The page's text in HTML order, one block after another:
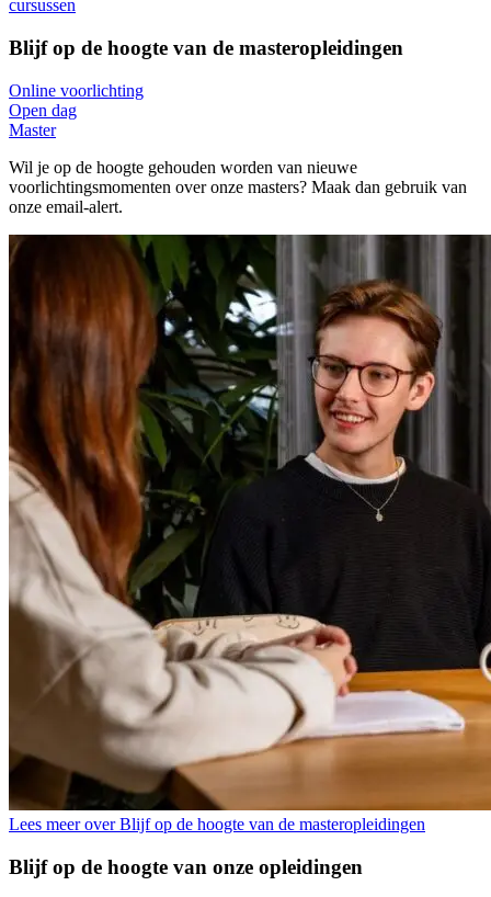
cursussen
Blijf op de hoogte van de masteropleidingen
Online voorlichting
Open dag
Master
Wil je op de hoogte gehouden worden van nieuwe
voorlichtingsmomenten over onze masters? Maak dan gebruik van
onze email-alert.
Lees meer over Blijf op de hoogte van de masteropleidingen
Blijf op de hoogte van onze opleidingen